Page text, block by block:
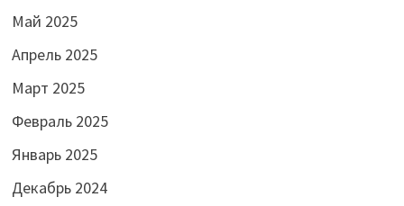
Май 2025
Апрель 2025
Март 2025
Февраль 2025
Январь 2025
Декабрь 2024